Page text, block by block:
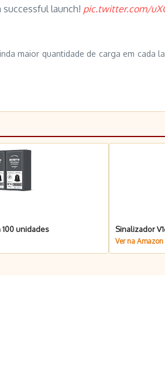
launch! pic.twitter.com/
maior quantidade de carga em cada
unidades Sinalizador
Ver na Amazon